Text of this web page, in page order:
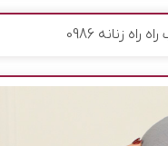
زنانه 0986